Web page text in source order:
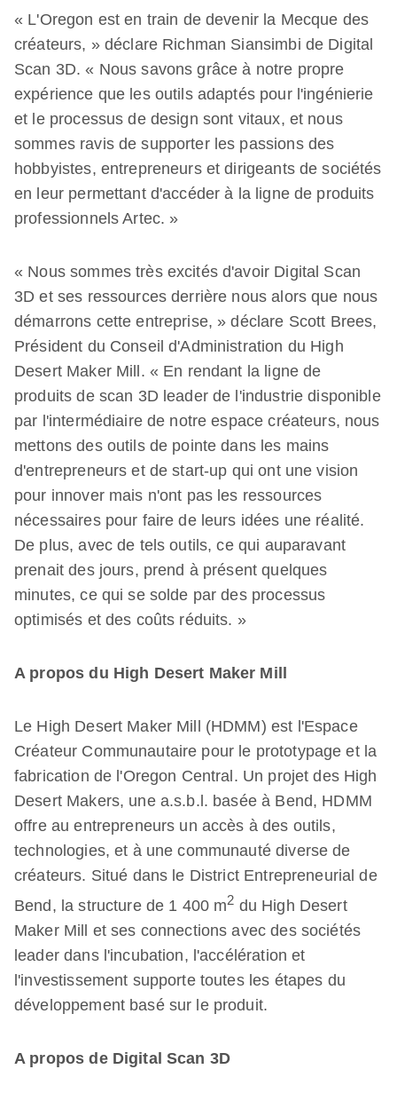
« L'Oregon est en train de devenir la Mecque des
créateurs, » déclare Richman Siansimbi de Digital
Scan 3D. « Nous savons grâce à notre propre
expérience que les outils adaptés pour l'ingénierie
et le processus de design sont vitaux, et nous
sommes ravis de supporter les passions des
hobbyistes, entrepreneurs et dirigeants de sociétés
en leur permettant d'accéder à la ligne de produits
professionnels Artec. »
« Nous sommes très excités d'avoir Digital Scan
3D et ses ressources derrière nous alors que nous
démarrons cette entreprise, » déclare Scott Brees,
Président du Conseil d'Administration du High
Desert Maker Mill. « En rendant la ligne de
produits de scan 3D leader de l'industrie disponible
par l'intermédiaire de notre espace créateurs, nous
mettons des outils de pointe dans les mains
d'entrepreneurs et de start-up qui ont une vision
pour innover mais n'ont pas les ressources
nécessaires pour faire de leurs idées une réalité.
De plus, avec de tels outils, ce qui auparavant
prenait des jours, prend à présent quelques
minutes, ce qui se solde par des processus
optimisés et des coûts réduits. »
A propos du High Desert Maker Mill
Le High Desert Maker Mill (HDMM) est l'Espace
Créateur Communautaire pour le prototypage et la
fabrication de l'Oregon Central. Un projet des High
Desert Makers, une a.s.b.l. basée à Bend, HDMM
offre au entrepreneurs un accès à des outils,
technologies, et à une communauté diverse de
créateurs. Situé dans le District Entrepreneurial de
Bend, la structure de 1 400 m2 du High Desert
Maker Mill et ses connections avec des sociétés
leader dans l'incubation, l'accélération et
l'investissement supporte toutes les étapes du
développement basé sur le produit.
A propos de Digital Scan 3D